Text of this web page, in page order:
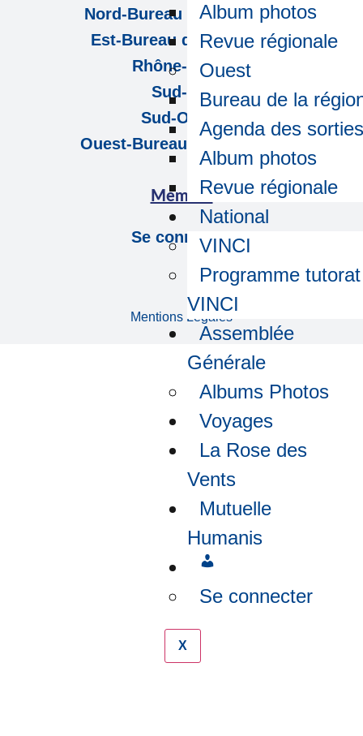
Album photos
Revue régionale
Ouest
Bureau de la
Agenda des
Album photos
Revue régionale
National
VINCI
Programme tutorat
VINCI
Assemblée
Générale
Albums Photos
Voyages
La Rose des
Vents
Mutuelle
Humanis
Se connecter
X
Nord-Bureau de la région
Est-Bureau de la région
Rhône-Alpes
Sud-Est
Sud-Ouest
Ouest-Bureau de la région
Membre
Se connecter
Mentions Légales